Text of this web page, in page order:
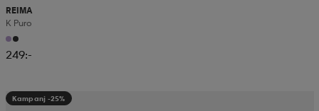
REIMA
K Puro
249:-
Kampanj -25%